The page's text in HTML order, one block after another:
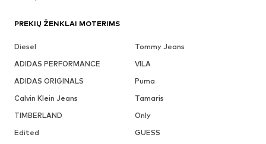
PREKIŲ ŽENKLAI MOTERIMS
Diesel
Tommy Jeans
ADIDAS PERFORMANCE
VILA
ADIDAS ORIGINALS
Puma
Calvin Klein Jeans
Tamaris
TIMBERLAND
Only
Edited
GUESS